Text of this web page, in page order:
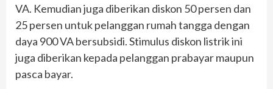
VA. Kemudian juga diberikan diskon 50 persen dan
25 persen untuk pelanggan rumah tangga dengan
daya 900 VA bersubsidi. Stimulus diskon listrik ini
juga diberikan kepada pelanggan prabayar maupun
pasca bayar.